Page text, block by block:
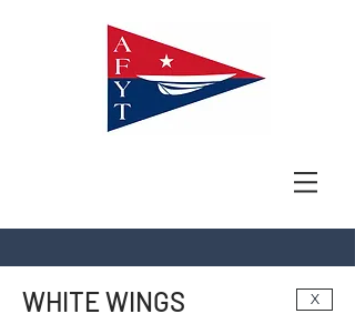
WHITE WINGS X